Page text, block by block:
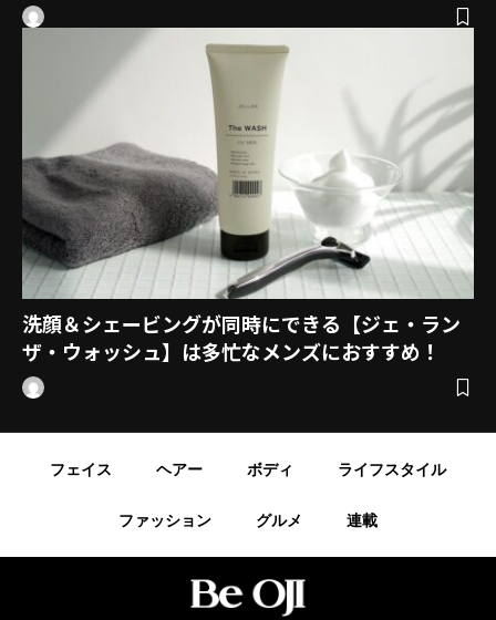
洗顔＆シェービングが同時にできる【ジェ・ラン
ザ・ウォッシュ】は多忙なメンズにおすすめ！
フェイス ヘアー ボディ ライフスタイル
ファッション グルメ 連載